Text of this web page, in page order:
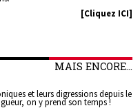
[Cliquez ICI]
MAIS ENCORE...
et leurs digressions depuis le
on y prend son temps !